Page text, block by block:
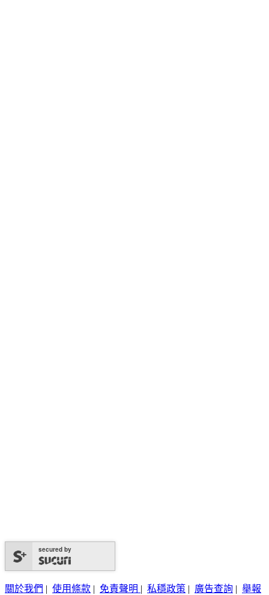
secured by
關於我們 | 使用條款 | 免責聲明 | 私穩政策 | 廣告查詢 | 舉報